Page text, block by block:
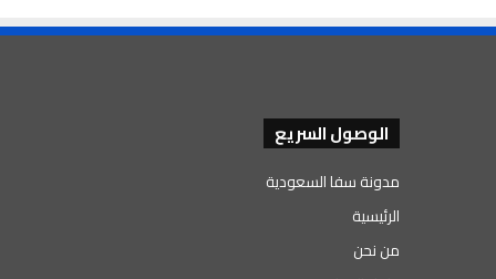
الوصول السريع
مدونة سفا السعودية
الرئيسية
من نحن